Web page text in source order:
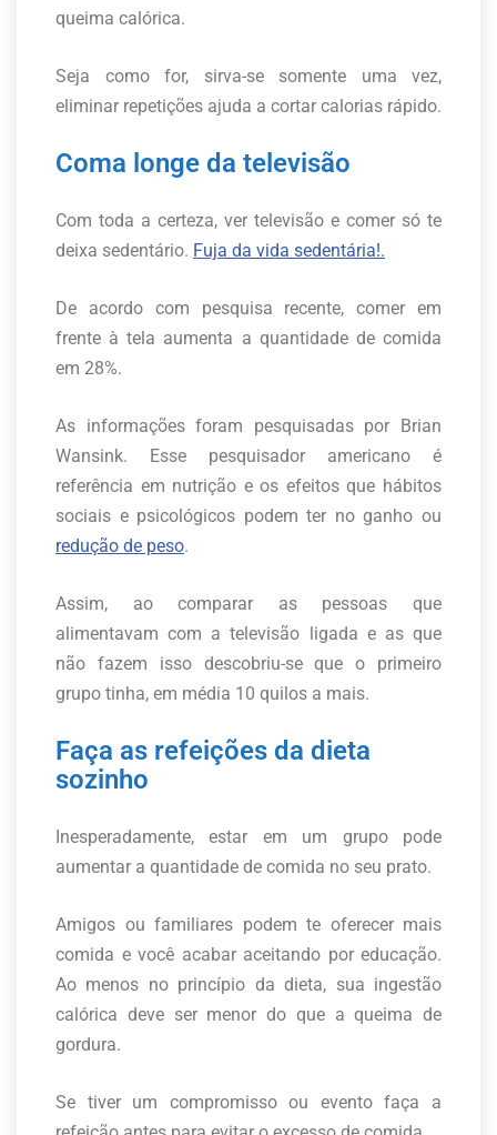
queima calórica.
Seja como for, sirva-se somente uma vez,
eliminar repetições ajuda a cortar calorias rápido.
Coma longe da televisão
Com toda a certeza, ver televisão e comer só te
deixa sedentário. Fuja da vida sedentária!.
De acordo com pesquisa recente, comer em
frente à tela aumenta a quantidade de comida
em 28%.
As informações foram pesquisadas por Brian
Wansink. Esse pesquisador americano é
referência em nutrição e os efeitos que hábitos
sociais e psicológicos podem ter no ganho ou
redução de peso.
Assim, ao comparar as pessoas que
alimentavam com a televisão ligada e as que
não fazem isso descobriu-se que o primeiro
grupo tinha, em média 10 quilos a mais.
Faça as refeições da dieta
sozinho
Inesperadamente, estar em um grupo pode
aumentar a quantidade de comida no seu prato.
Amigos ou familiares podem te oferecer mais
comida e você acabar aceitando por educação.
Ao menos no princípio da dieta, sua ingestão
calórica deve ser menor do que a queima de
gordura.
Se tiver um compromisso ou evento faça a